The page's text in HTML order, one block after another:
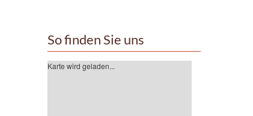
So finden Sie uns
Karte wird geladen...